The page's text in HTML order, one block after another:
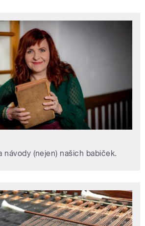
návody (nejen) našich babiček.